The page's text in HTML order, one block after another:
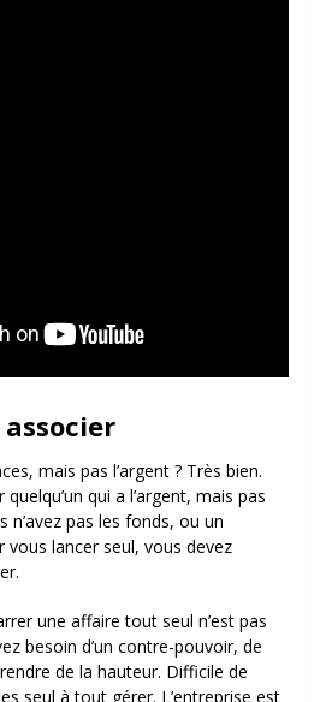
associer
mais pas l’argent ? Très bien.
qui a l’argent, mais pas
n’avez pas les fonds, ou un
lancer seul, vous devez
une affaire tout seul n’est pas
besoin d’un contre-pouvoir, de
de la hauteur. Difficile de
seul à tout gérer. L’entreprise est